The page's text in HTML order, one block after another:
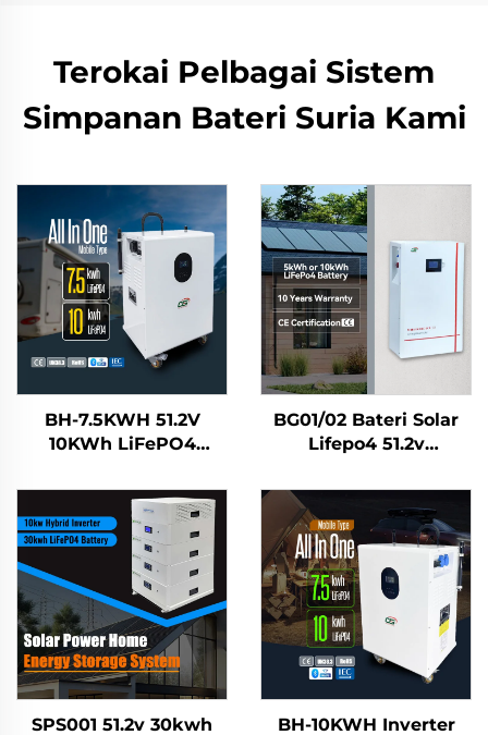
Terokai Pelbagai Sistem
Simpanan Bateri Suria Kami
BH-7.5KWH 51.2V
10KWh LiFePO4
Tenaga Suria Rumah
Keseluruhan dalam
Satu Bateri Stesen
Kuasa Mudah Alih
untuk Kegunaan
Kediaman
BG01/02 Bateri Solar
Lifepo4 51.2v
Simpanan Tenaga
Rumah
SPS001 51.2v 30kwh BH-10KWH Inverter